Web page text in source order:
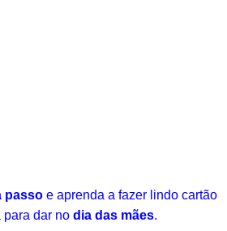
passoe aprenda a fazer lindo cartão
para dar no dia das mães.